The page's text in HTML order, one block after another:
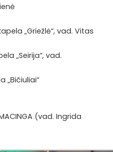
„Griežlė“, vad. Vitas
„Seirija“, vad.
„Bičiuliai“
(vad. Ingrida